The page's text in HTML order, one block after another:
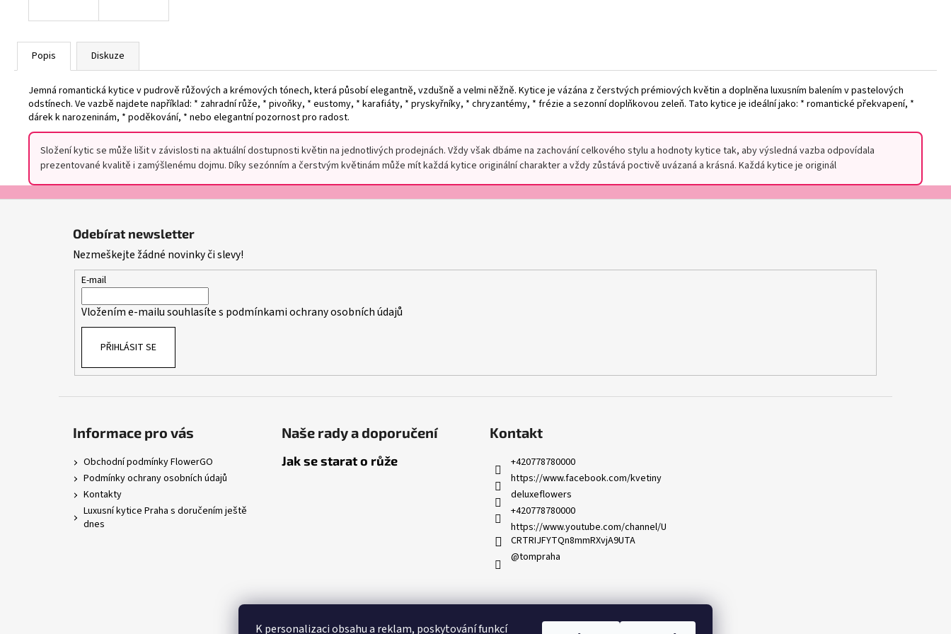
K personalizaci obsahu a reklam, poskytování funkcí
Popis Diskuze
Jemná romantická kytice v pudrově růžových a krémových tónech, která působí elegantně, vzdušně a velmi něžně. Kytice je vázána z čerstvých prémiových květin a doplněna luxusním balením v pastelových
odstínech. Ve vazbě najdete například: * zahradní růže, * pivoňky, * eustomy, * karafiáty, * pryskyřníky, * chryzantémy, * frézie a sezonní doplňkovou zeleň. Tato kytice je ideální jako: * romantické překvapení, *
dárek k narozeninám, * poděkování, * nebo elegantní pozornost pro radost.
Složení kytic se může lišit v závislosti na aktuální dostupnosti květin na jednotlivých prodejnách. Vždy však dbáme na zachování celkového stylu a hodnoty kytice tak, aby výsledná vazba odpovídala
prezentované kvalitě i zamýšlenému dojmu. Díky sezónním a čerstvým květinám může mít každá kytice originální charakter a vždy zůstává poctivě uvázaná a krásná. Každá kytice je originál
Odebírat newsletter
Nezmeškejte žádné novinky či slevy!
E-mail
Vložením e-mailu souhlasíte s podmínkami ochrany osobních údajů
PŘIHLÁSIT SE
Informace pro vás
Obchodní podmínky FlowerGO
Podmínky ochrany osobních údajů
Kontakty
Luxusní kytice Praha s doručením ještě
dnes
Naše rady a doporučení
Jak se starat o růže
Kontakt
+420778780000
https://www.facebook.com/kvetiny
deluxeflowers
+420778780000
https://www.youtube.com/channel/U
CRTRIJFYTQn8mmRXvjA9UTA
@tompraha